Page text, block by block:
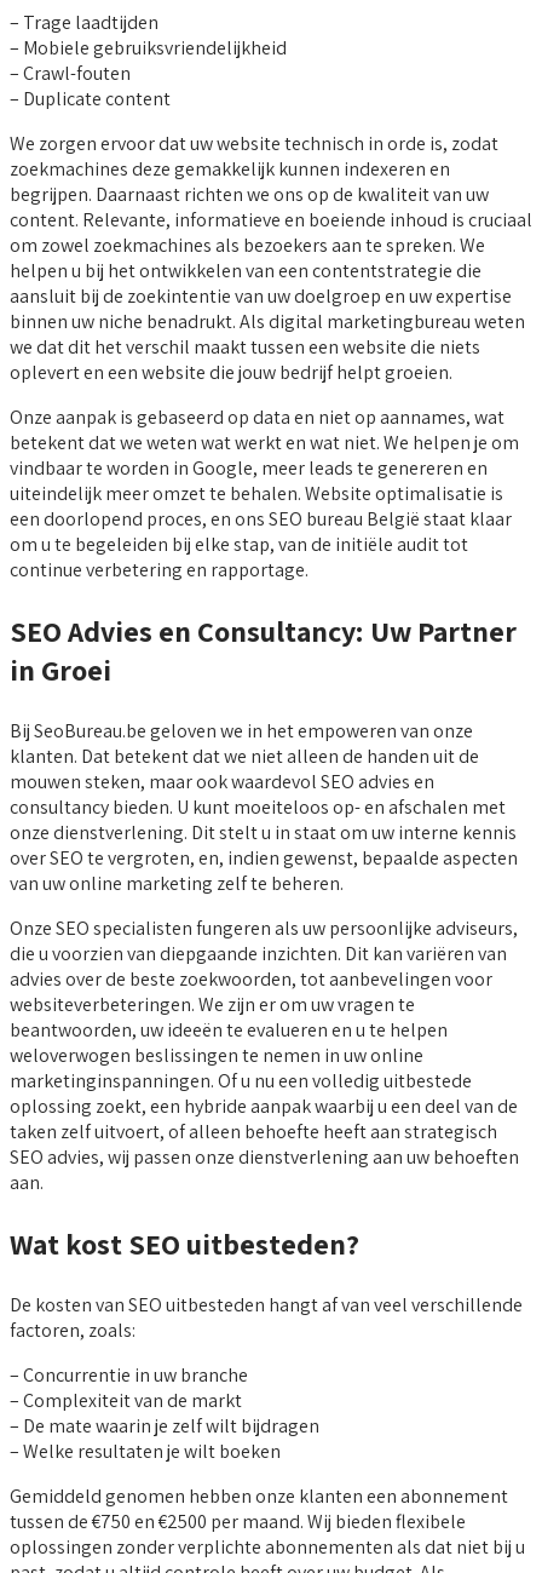
– Trage laadtijden
– Mobiele gebruiksvriendelijkheid
– Crawl-fouten
– Duplicate content
We zorgen ervoor dat uw website technisch in orde is, zodat
zoekmachines deze gemakkelijk kunnen indexeren en
begrijpen. Daarnaast richten we ons op de kwaliteit van uw
content. Relevante, informatieve en boeiende inhoud is cruciaal
om zowel zoekmachines als bezoekers aan te spreken. We
helpen u bij het ontwikkelen van een contentstrategie die
aansluit bij de zoekintentie van uw doelgroep en uw expertise
binnen uw niche benadrukt. Als digital marketingbureau weten
we dat dit het verschil maakt tussen een website die niets
oplevert en een website die jouw bedrijf helpt groeien.
Onze aanpak is gebaseerd op data en niet op aannames, wat
betekent dat we weten wat werkt en wat niet. We helpen je om
vindbaar te worden in Google, meer leads te genereren en
uiteindelijk meer omzet te behalen. Website optimalisatie is
een doorlopend proces, en ons SEO bureau België staat klaar
om u te begeleiden bij elke stap, van de initiële audit tot
continue verbetering en rapportage.
SEO Advies en Consultancy: Uw Partner
in Groei
Bij SeoBureau.be geloven we in het empoweren van onze
klanten. Dat betekent dat we niet alleen de handen uit de
mouwen steken, maar ook waardevol SEO advies en
consultancy bieden. U kunt moeiteloos op- en afschalen met
onze dienstverlening. Dit stelt u in staat om uw interne kennis
over SEO te vergroten, en, indien gewenst, bepaalde aspecten
van uw online marketing zelf te beheren.
Onze SEO specialisten fungeren als uw persoonlijke adviseurs,
die u voorzien van diepgaande inzichten. Dit kan variëren van
advies over de beste zoekwoorden, tot aanbevelingen voor
websiteverbeteringen. We zijn er om uw vragen te
beantwoorden, uw ideeën te evalueren en u te helpen
weloverwogen beslissingen te nemen in uw online
marketinginspanningen. Of u nu een volledig uitbestede
oplossing zoekt, een hybride aanpak waarbij u een deel van de
taken zelf uitvoert, of alleen behoefte heeft aan strategisch
SEO advies, wij passen onze dienstverlening aan uw behoeften
aan.
Wat kost SEO uitbesteden?
De kosten van SEO uitbesteden hangt af van veel verschillende
factoren, zoals:
– Concurrentie in uw branche
– Complexiteit van de markt
– De mate waarin je zelf wilt bijdragen
– Welke resultaten je wilt boeken
Gemiddeld genomen hebben onze klanten een abonnement
tussen de €750 en €2500 per maand. Wij bieden flexibele
oplossingen zonder verplichte abonnementen als dat niet bij u